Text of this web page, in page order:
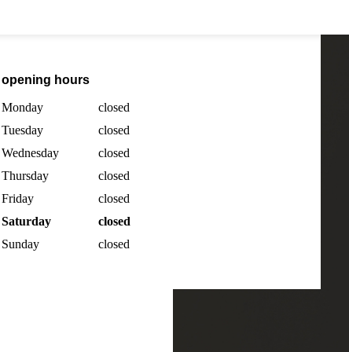
opening hours
Monday
closed
Tuesday
closed
Wednesday
closed
Thursday
closed
Friday
closed
Saturday
closed
Sunday
closed